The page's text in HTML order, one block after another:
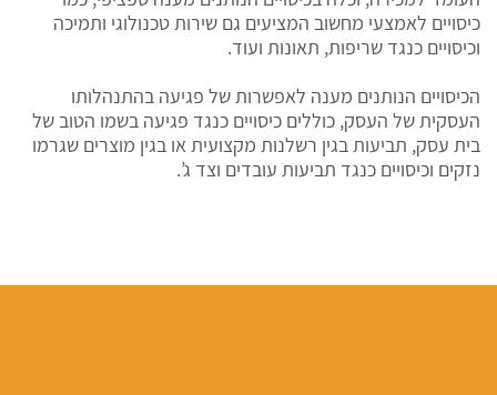
כיסויים לאמצעי מחשוב המציעים גם שירות טכנולוגי ותמיכה
וכיסויים כנגד שריפות, תאונות ועוד.
הכיסויים הנותנים מענה לאפשרות של פגיעה בהתנהלותו
העסקית של העסק, כוללים כיסויים כנגד פגיעה בשמו הטוב של
בית עסק, תביעות בגין רשלנות מקצועית או בגין מוצרים שגרמו
נזקים וכיסויים כנגד תביעות עובדים וצד ג’.